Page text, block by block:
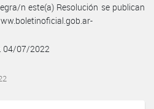
n este(a) Resolución se publican
04/07/2022